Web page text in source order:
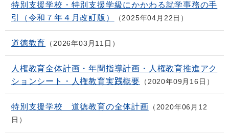
特別支援学校・特別支援学級にかかわる就学事務の手
引（令和７年４月改訂版）
2025年04月22日
道徳教育 2026年03月11日
人権教育全体計画・年間指導計画・人権教育推進アク
ションシート・人権教育実践概要
2020年09月16日
特別支援学校 道徳教育の全体計画
2020年06月12
日